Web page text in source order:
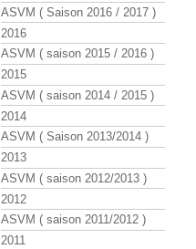
ASVM ( Saison 2016 / 2017 )
2016
ASVM ( saison 2015 / 2016 )
2015
ASVM ( saison 2014 / 2015 )
2014
ASVM ( Saison 2013/2014 )
2013
ASVM ( saison 2012/2013 )
2012
ASVM ( saison 2011/2012 )
2011